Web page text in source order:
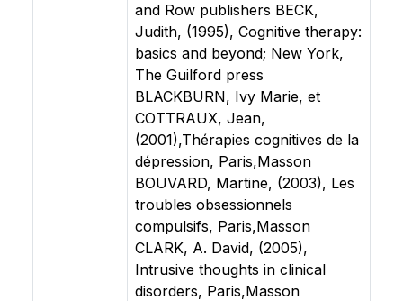
and Row publishers BECK,
Judith, (1995), Cognitive therapy:
basics and beyond; New York,
The Guilford press
BLACKBURN, Ivy Marie, et
COTTRAUX, Jean,
(2001),Thérapies cognitives de la
dépression, Paris,Masson
BOUVARD, Martine, (2003), Les
troubles obsessionnels
compulsifs, Paris,Masson
CLARK, A. David, (2005),
Intrusive thoughts in clinical
disorders, Paris,Masson